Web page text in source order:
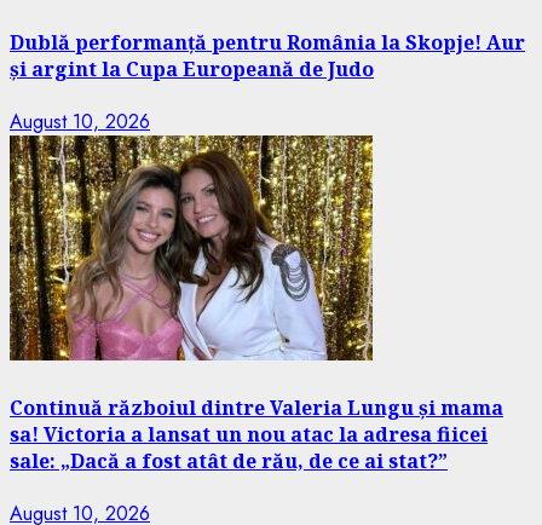
Dublă performanță pentru România la Skopje! Aur
și argint la Cupa Europeană de Judo
August 10, 2026
Continuă războiul dintre Valeria Lungu și mama
sa! Victoria a lansat un nou atac la adresa fiicei
sale: „Dacă a fost atât de rău, de ce ai stat?”
August 10, 2026